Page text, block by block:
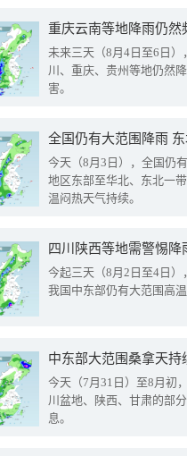
重庆云南等地降雨仍然
未来三天（8月4日至6日
川、重庆、贵州等地仍然
害。
全国仍有大范围降雨
今天（8月3日），全国仍
地区东部至华北、东北一
温闷热天气持续。
今起三天（8月2日至4日
我国中东部仍有大范围高
中东部大范围桑拿天
今天（7月31日）至8月初
川盆地、陕西、甘肃的部
息。